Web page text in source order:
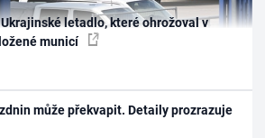
letadlo, které ohrožoval v
municí
může překvapit. Detaily prozrazuje